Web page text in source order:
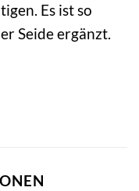
Es ist so
Seide ergänzt.